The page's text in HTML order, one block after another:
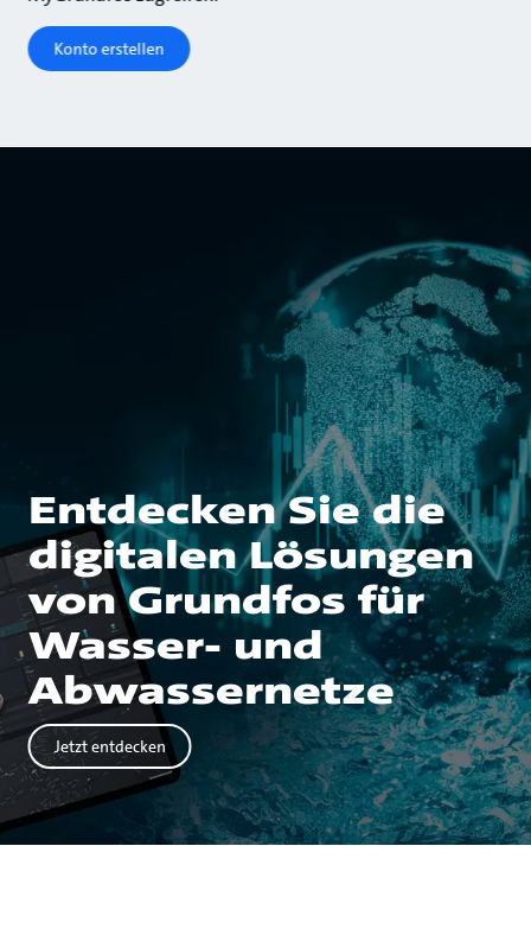
Konto erstellen
Entdecken Sie die
digitalen Lösungen
von Grundfos für
Wasser- und
Abwassernetze
Jetzt entdecken